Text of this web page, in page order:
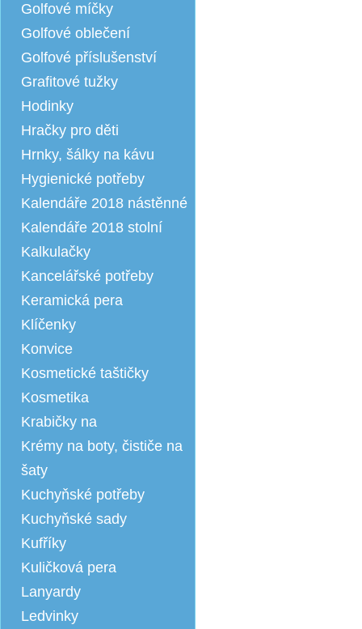
Golfové míčky
Golfové oblečení
Golfové příslušenství
Grafitové tužky
Hodinky
Hračky pro děti
Hrnky, šálky na kávu
Hygienické potřeby
Kalendáře 2018 nástěnné
Kalendáře 2018 stolní
Kalkulačky
Kancelářské potřeby
Keramická pera
Klíčenky
Konvice
Kosmetické taštičky
Kosmetika
Krabičky na
Krémy na boty, čističe na
šaty
Kuchyňské potřeby
Kuchyňské sady
Kufříky
Kuličková pera
Lanyardy
Ledvinky